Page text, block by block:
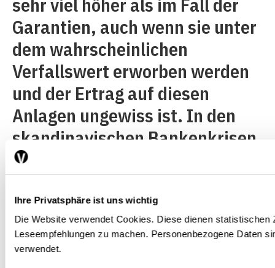
Ihre Privatsphäre ist uns wichtig
Die Website verwendet Cookies. Diese dienen statistischen
Leseempfehlungen zu machen. Personenbezogene Daten
verwendet.
Garantien, auch wenn sie unter
dem wahrscheinlichen
Verfallswert erworben werden
und der Ertrag auf diesen
Anlagen ungewiss ist. In den
skandinavischen Bankenkrisen
in den späten Achtziger- und
den frühen Neunzigerjahren
war die Erfahrung mit solchen
Gesellschaften positiv, mit
geringen Kosten für den